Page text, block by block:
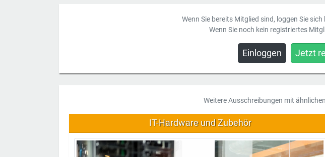
Wenn Sie bereits Mitglied sind, loggen Sie
Wenn Sie noch kein registriertes
Einloggen Jetzt
Weitere Ausschreibungen mit
IT-Hardware und Zubehör